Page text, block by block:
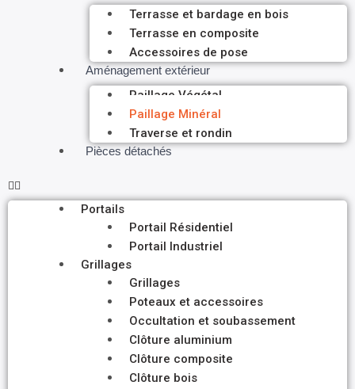
Terrasse et bardage en bois
Terrasse en composite
Accessoires de pose
Aménagement extérieur
Paillage Végétal
Paillage Minéral
Traverse et rondin
Pièces détachés
Portails
Portail Résidentiel
Portail Industriel
Grillages
Grillages
Poteaux et accessoires
Occultation et soubassement
Clôture aluminium
Clôture composite
Clôture bois